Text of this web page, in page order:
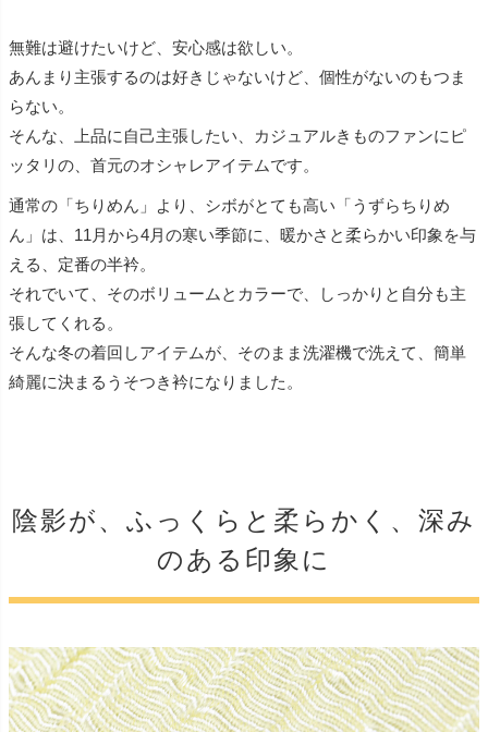
無難は避けたいけど、安心感は欲しい。
あんまり主張するのは好きじゃないけど、個性がないのもつま
らない。
そんな、上品に自己主張したい、カジュアルきものファンにピ
ッタリの、首元のオシャレアイテムです。
通常の「ちりめん」より、シボがとても高い「うずらちりめ
ん」は、11月から4月の寒い季節に、暖かさと柔らかい印象を与
える、定番の半衿。
それでいて、そのボリュームとカラーで、しっかりと自分も主
張してくれる。
そんな冬の着回しアイテムが、そのまま洗濯機で洗えて、簡単
綺麗に決まるうそつき衿になりました。
陰影が、ふっくらと柔らかく、深み
のある印象に